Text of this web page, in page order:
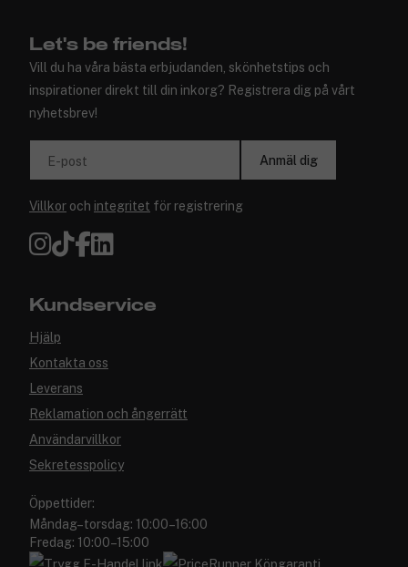
Let's be friends!
Vill du ha våra bästa erbjudanden, skönhetstips och
inspirationer direkt till din inkorg? Registrera dig på vårt
nyhetsbrev!
E-post Anmäl dig
Villkor och integritet för registrering
Kundservice
Hjälp
Kontakta oss
Leverans
Reklamation och ångerrätt
Användarvillkor
Sekretesspolicy
Öppettider:
Måndag–torsdag: 10:00–16:00
Fredag: 10:00–15:00